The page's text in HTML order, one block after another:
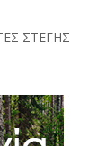
ΣΤΕΓΗΣ